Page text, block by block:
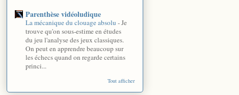
Parenthèse vidéoludique
La mécanique du clouage absolu -Je
trouve qu'on sous-estime en études
du jeu l'analyse des jeux classiques.
On peut en apprendre beaucoup sur
les échecs quand on regarde certains
princi...
Tout afficher